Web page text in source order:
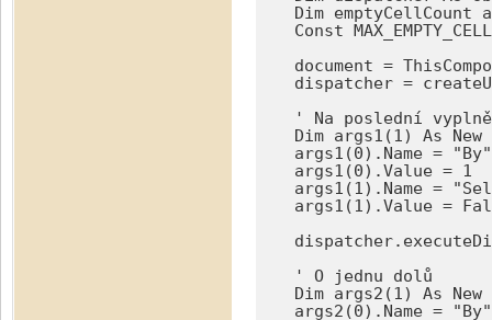
Dim emptyCellCount
Const
document =
dispatcher =
' Na poslední
Dim args1(1) As New
   args1(0).Name = "By"
   args1(0).Value = 1
args1(1).Name =
args1(1).Value =
   ' O jednu dolů
Dim args2(1) As New
   args2(0).Name = "By"